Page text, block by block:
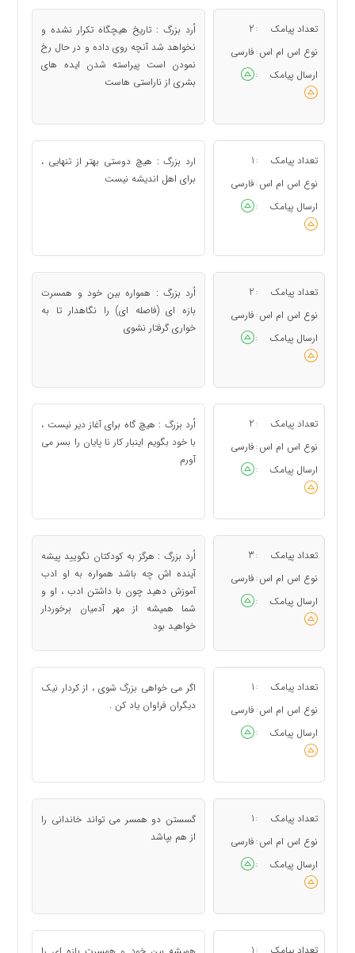
تعداد پیامک :
2
نوع اس ام اس : فارسی
ارسال پیامک
:
اُرد بزرگ : تاریخ هیچگاه تکرار نشده و
نخواهد شد آنچه روی داده و در حال رخ
نمودن است پیراسته شدن ایده های
بشری از ناراستی هاست
تعداد پیامک :
1
نوع اس ام اس : فارسی
ارسال پیامک
:
ارد بزرگ : هیچ دوستی بهتر از تنهایی ،
برای اهل اندیشه نیست
تعداد پیامک :
2
نوع اس ام اس : فارسی
ارسال پیامک
:
اُرد بزرگ : همواره بین خود و همسرت
بازه ای (فاصله ای) را نگاهدار تا به
خواری گرفتار نشوی
تعداد پیامک :
2
نوع اس ام اس : فارسی
ارسال پیامک
:
اُرد بزرگ : هیچ گاه برای آغاز دیر نیست ،
با خود بگویم اینبار کار نا پایان را بسر می
آورم
تعداد پیامک :
3
نوع اس ام اس : فارسی
ارسال پیامک
:
اُرد بزرگ : هرگز به کودکتان نگویید پیشه
آینده اش چه باشد همواره به او ادب
آموزش دهید چون با داشتن ادب ، او و
شما همیشه از مهر آدمیان برخوردار
خواهید بود
تعداد پیامک :
1
نوع اس ام اس : فارسی
ارسال پیامک
:
اگر می خواهی بزرگ شوی ، از کردار نیک
دیگران فراوان یاد کن .
تعداد پیامک :
1
نوع اس ام اس : فارسی
ارسال پیامک
:
گسستن دو همسر می تواند خاندانی را
از هم بپاشد
: